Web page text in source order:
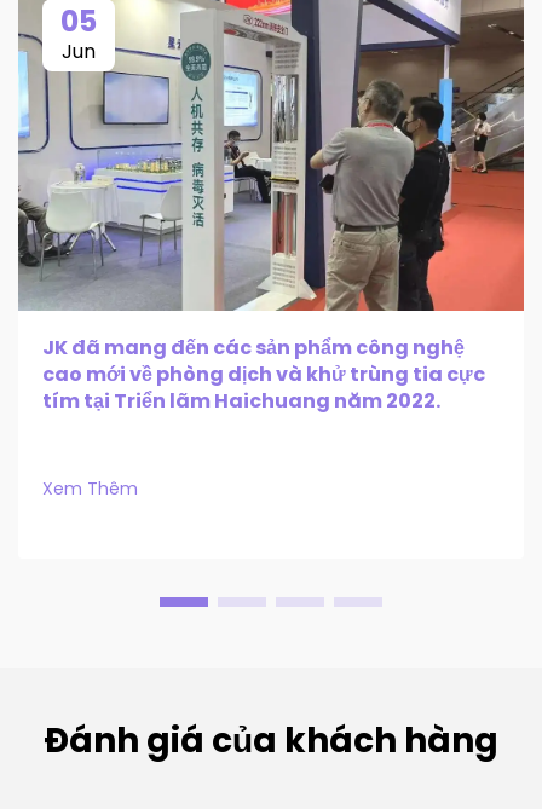
05
Jun
JK đã mang đến các sản phẩm công nghệ
cao mới về phòng dịch và khử trùng tia cực
tím tại Triển lãm Haichuang năm 2022.
Xem Thêm
Đánh giá của khách hàng